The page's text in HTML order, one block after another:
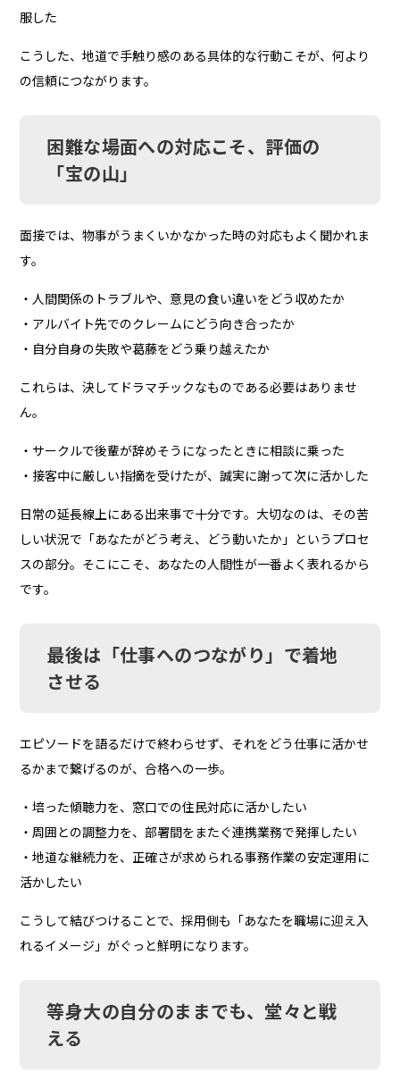
服した
こうした、地道で手触り感のある具体的な行動こそが、何より
の信頼につながります。
困難な場面への対応こそ、評価の
「宝の山」
面接では、物事がうまくいかなかった時の対応もよく聞かれま
す。
・人間関係のトラブルや、意見の食い違いをどう収めたか
・アルバイト先でのクレームにどう向き合ったか
・自分自身の失敗や葛藤をどう乗り越えたか
これらは、決してドラマチックなものである必要はありませ
ん。
・サークルで後輩が辞めそうになったときに相談に乗った
・接客中に厳しい指摘を受けたが、誠実に謝って次に活かした
日常の延長線上にある出来事で十分です。大切なのは、その苦
しい状況で「あなたがどう考え、どう動いたか」というプロセ
スの部分。そこにこそ、あなたの人間性が一番よく表れるから
です。
最後は「仕事へのつながり」で着地
させる
エピソードを語るだけで終わらせず、それをどう仕事に活かせ
るかまで繋げるのが、合格への一歩。
・培った傾聴力を、窓口での住民対応に活かしたい
・周囲との調整力を、部署間をまたぐ連携業務で発揮したい
・地道な継続力を、正確さが求められる事務作業の安定運用に
活かしたい
こうして結びつけることで、採用側も「あなたを職場に迎え入
れるイメージ」がぐっと鮮明になります。
等身大の自分のままでも、堂々と戦
える